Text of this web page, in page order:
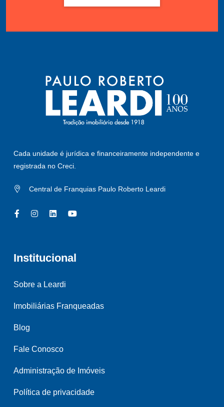
Cada unidade é jurídica e financeiramente independente e
registrada no Creci.
Central de Franquias Paulo Roberto Leardi
Institucional
Sobre a Leardi
Imobiliárias Franqueadas
Blog
Fale Conosco
Administração de Imóveis
Política de privacidade